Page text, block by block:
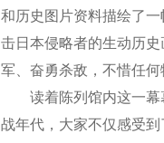
和历史图片资料描绘了
击日本侵略者的生动历
军、奋勇杀敌，不惜任
读着陈列馆内这一幕
战年代，大家不仅感受